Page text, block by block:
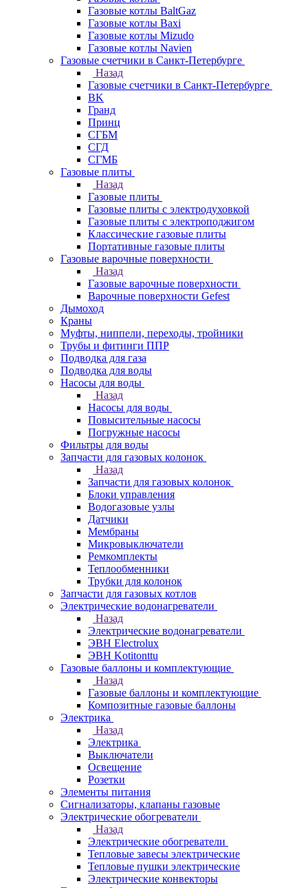
Газовые котлы BaltGaz
Газовые котлы Baxi
Газовые котлы Mizudo
Газовые котлы Navien
Газовые счетчики в Санкт-Петербурге
Назад
Газовые счетчики в Санкт-Петербурге
BK
Гранд
Принц
СГБМ
СГД
СГМБ
Газовые плиты
Назад
Газовые плиты
Газовые плиты с электродуховкой
Газовые плиты с электроподжигом
Классические газовые плиты
Портативные газовые плиты
Газовые варочные поверхности
Назад
Газовые варочные поверхности
Варочные поверхности Gefest
Дымоход
Краны
Муфты, ниппели, переходы, тройники
Трубы и фитинги ППР
Подводка для газа
Подводка для воды
Насосы для воды
Назад
Насосы для воды
Повысительные насосы
Погружные насосы
Фильтры для воды
Запчасти для газовых колонок
Назад
Запчасти для газовых колонок
Блоки управления
Водогазовые узлы
Датчики
Мембраны
Микровыключатели
Ремкомплекты
Теплообменники
Трубки для колонок
Запчасти для газовых котлов
Электрические водонагреватели
Назад
Электрические водонагреватели
ЭВН Electrolux
ЭВН Kotitonttu
Газовые баллоны и комплектующие
Назад
Газовые баллоны и комплектующие
Композитные газовые баллоны
Электрика
Назад
Электрика
Выключатели
Освещение
Розетки
Элементы питания
Сигнализаторы, клапаны газовые
Электрические обогреватели
Назад
Электрические обогреватели
Тепловые завесы электрические
Тепловые пушки электрические
Электрические конвекторы